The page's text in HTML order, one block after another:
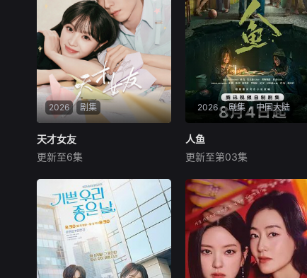
2026 剧集
天才女友
田曦薇
天才少女林知夏性格直接、不
善交际，从小没有好友。考入
省一中后，她因解题比拼与性
格阳光的学霸江逾白相识并成
为同桌。作为社交达人的江逾
白帮林知夏融入集体交到汤婷
婷、段启言、沈负暄、金百慧
天才女友
更新至6集
2026 剧集 中国大陆
人鱼
刘孜 张开泰
就读于职业中学培训部的花季
女生苏琳（黄杨钿甜饰），虽
自小被父母忽视，在艰苦环境
中长大，但她始终刻苦学习，
憧憬未来。为此，苏琳苦练口
语并争取到了英文朗诵剧中小
美人鱼的角色，却不想遭到同
人鱼
更新至第03集